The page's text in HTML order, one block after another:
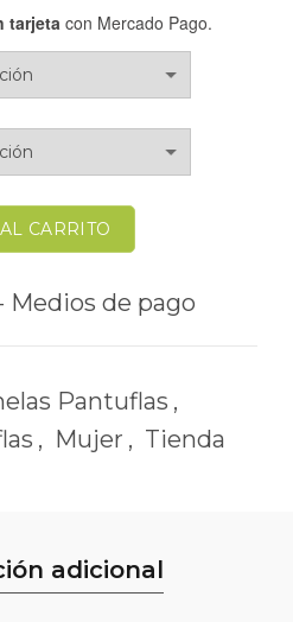
tarjeta con Mercado Pago.
CARRITO
Pantuflas ,
, Mujer , Tienda
adicional